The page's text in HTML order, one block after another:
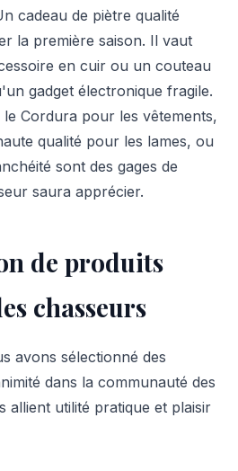
cadeau de piètre qualité
la première saison. Il vaut
en cuir ou un couteau
gadget électronique fragile.
Cordura pour les vêtements,
qualité pour les lames, ou
sont des gages de
saura apprécier.
de produits
chasseurs
avons sélectionné des
dans la communauté des
allient utilité pratique et plaisir